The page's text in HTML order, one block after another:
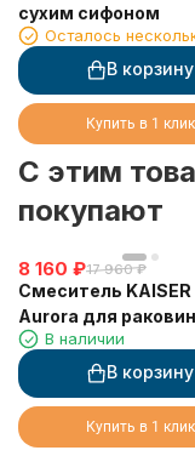
сухим сифоном
Осталось
В корзину
Купить в 1 клик
C этим
покупают
8 160 ₽17 960 ₽
Смеситель KAISER
Aurora для
хромВ наличии
В корзину
Купить в 1 клик